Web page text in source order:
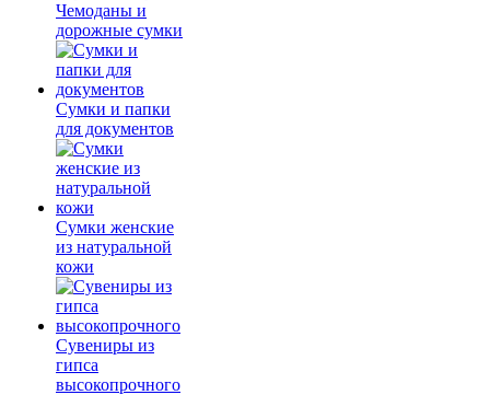
Чемоданы и
дорожные сумки
Сумки и папки
для документов
Сумки женские
из натуральной
кожи
Сувениры из
гипса
высокопрочного